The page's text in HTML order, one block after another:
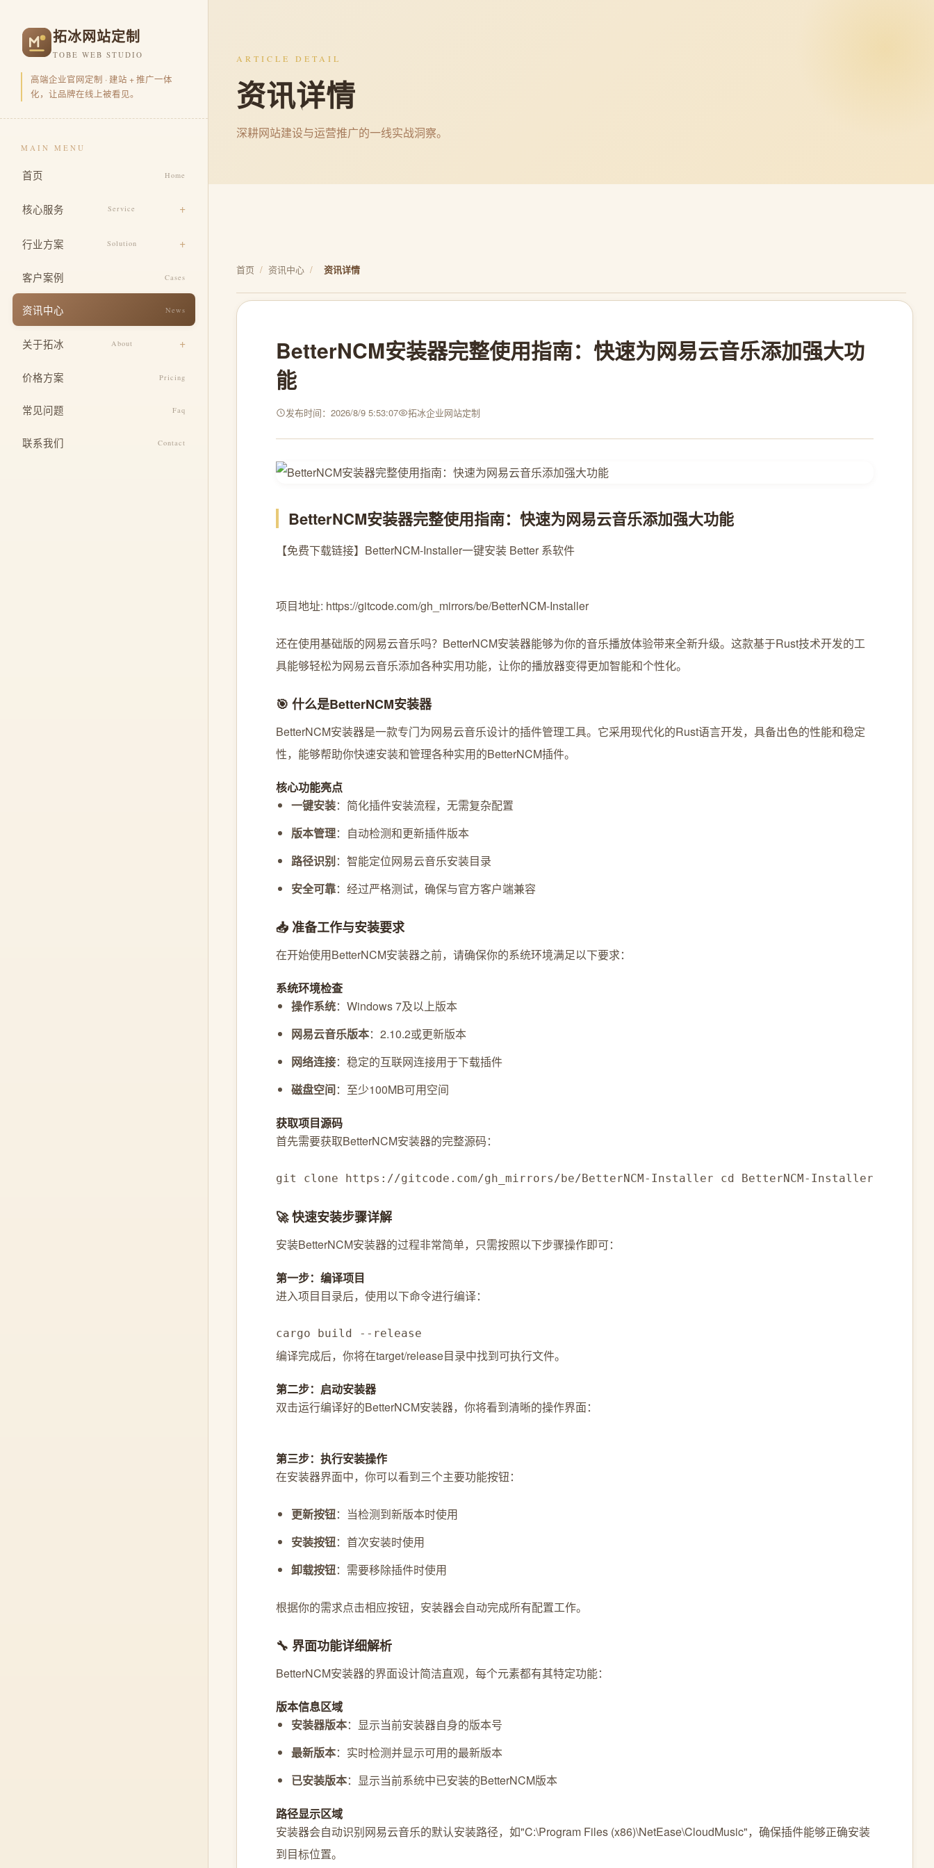
拓冰网站定制
TOBE WEB STUDIO
高端企业官网定制 · 建站 + 推广一体
化，让品牌在线上被看见。
MAIN MENU
首页 Home
核心服务 Service
品牌官网定制
品牌视觉包装
安全与运维
SEO 基础优化
行业方案 Solution
电商零售
餐饮美食
医疗健康
酒店住宿
客户案例 Cases
资讯中心 News
关于拓冰 About
设计团队
价格方案 Pricing
常见问题 Faq
联系我们 Contact
ARTICLE DETAIL
资讯详情
深耕网站建设与运营推广的一线实战洞察。
首页 / 资讯中心 / 资讯详情
BetterNCM安装器完整使用指南：快速为网易云音乐添加强大功
能
发布时间：2026/8/9 5:53:07 拓冰企业网站定制
BetterNCM安装器完整使用指南：快速为网易云音乐添加强大功能
【免费下载链接】BetterNCM-Installer一键安装 Better 系软件
项目地址: https://gitcode.com/gh_mirrors/be/BetterNCM-Installer
还在使用基础版的网易云音乐吗？BetterNCM安装器能够为你的音乐播放体验带来全新升级。这款基于Rust技术开发的工
具能够轻松为网易云音乐添加各种实用功能，让你的播放器变得更加智能和个性化。
🎯 什么是BetterNCM安装器
BetterNCM安装器是一款专门为网易云音乐设计的插件管理工具。它采用现代化的Rust语言开发，具备出色的性能和稳定
性，能够帮助你快速安装和管理各种实用的BetterNCM插件。
核心功能亮点
一键安装：简化插件安装流程，无需复杂配置
版本管理：自动检测和更新插件版本
路径识别：智能定位网易云音乐安装目录
安全可靠：经过严格测试，确保与官方客户端兼容
📥 准备工作与安装要求
在开始使用BetterNCM安装器之前，请确保你的系统环境满足以下要求：
系统环境检查
操作系统：Windows 7及以上版本
网易云音乐版本：2.10.2或更新版本
网络连接：稳定的互联网连接用于下载插件
磁盘空间：至少100MB可用空间
获取项目源码
首先需要获取BetterNCM安装器的完整源码：
git clone https://gitcode.com/gh_mirrors/be/BetterNCM-Installer cd BetterNCM-Installer
🚀 快速安装步骤详解
安装BetterNCM安装器的过程非常简单，只需按照以下步骤操作即可：
第一步：编译项目
进入项目目录后，使用以下命令进行编译：
cargo build --release
编译完成后，你将在target/release目录中找到可执行文件。
第二步：启动安装器
双击运行编译好的BetterNCM安装器，你将看到清晰的操作界面：
第三步：执行安装操作
在安装器界面中，你可以看到三个主要功能按钮：
更新按钮：当检测到新版本时使用
安装按钮：首次安装时使用
卸载按钮：需要移除插件时使用
根据你的需求点击相应按钮，安装器会自动完成所有配置工作。
🔧 界面功能详细解析
BetterNCM安装器的界面设计简洁直观，每个元素都有其特定功能：
版本信息区域
安装器版本：显示当前安装器自身的版本号
最新版本：实时检测并显示可用的最新版本
已安装版本：显示当前系统中已安装的BetterNCM版本
路径显示区域
安装器会自动识别网易云音乐的默认安装路径，如"C:\Program Files (x86)\NetEase\CloudMusic"，确保插件能够正确安装
到目标位置。